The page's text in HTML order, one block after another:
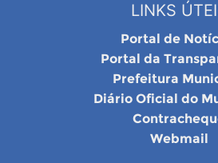
LINKS
Portal de
Portal da
Prefeitura
Diário Oficial do
Webmail